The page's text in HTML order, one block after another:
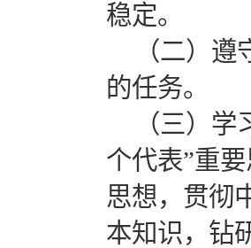
稳定。
（二）
的任务。
（三）
个代表”重
思想，贯彻
本知识，钻